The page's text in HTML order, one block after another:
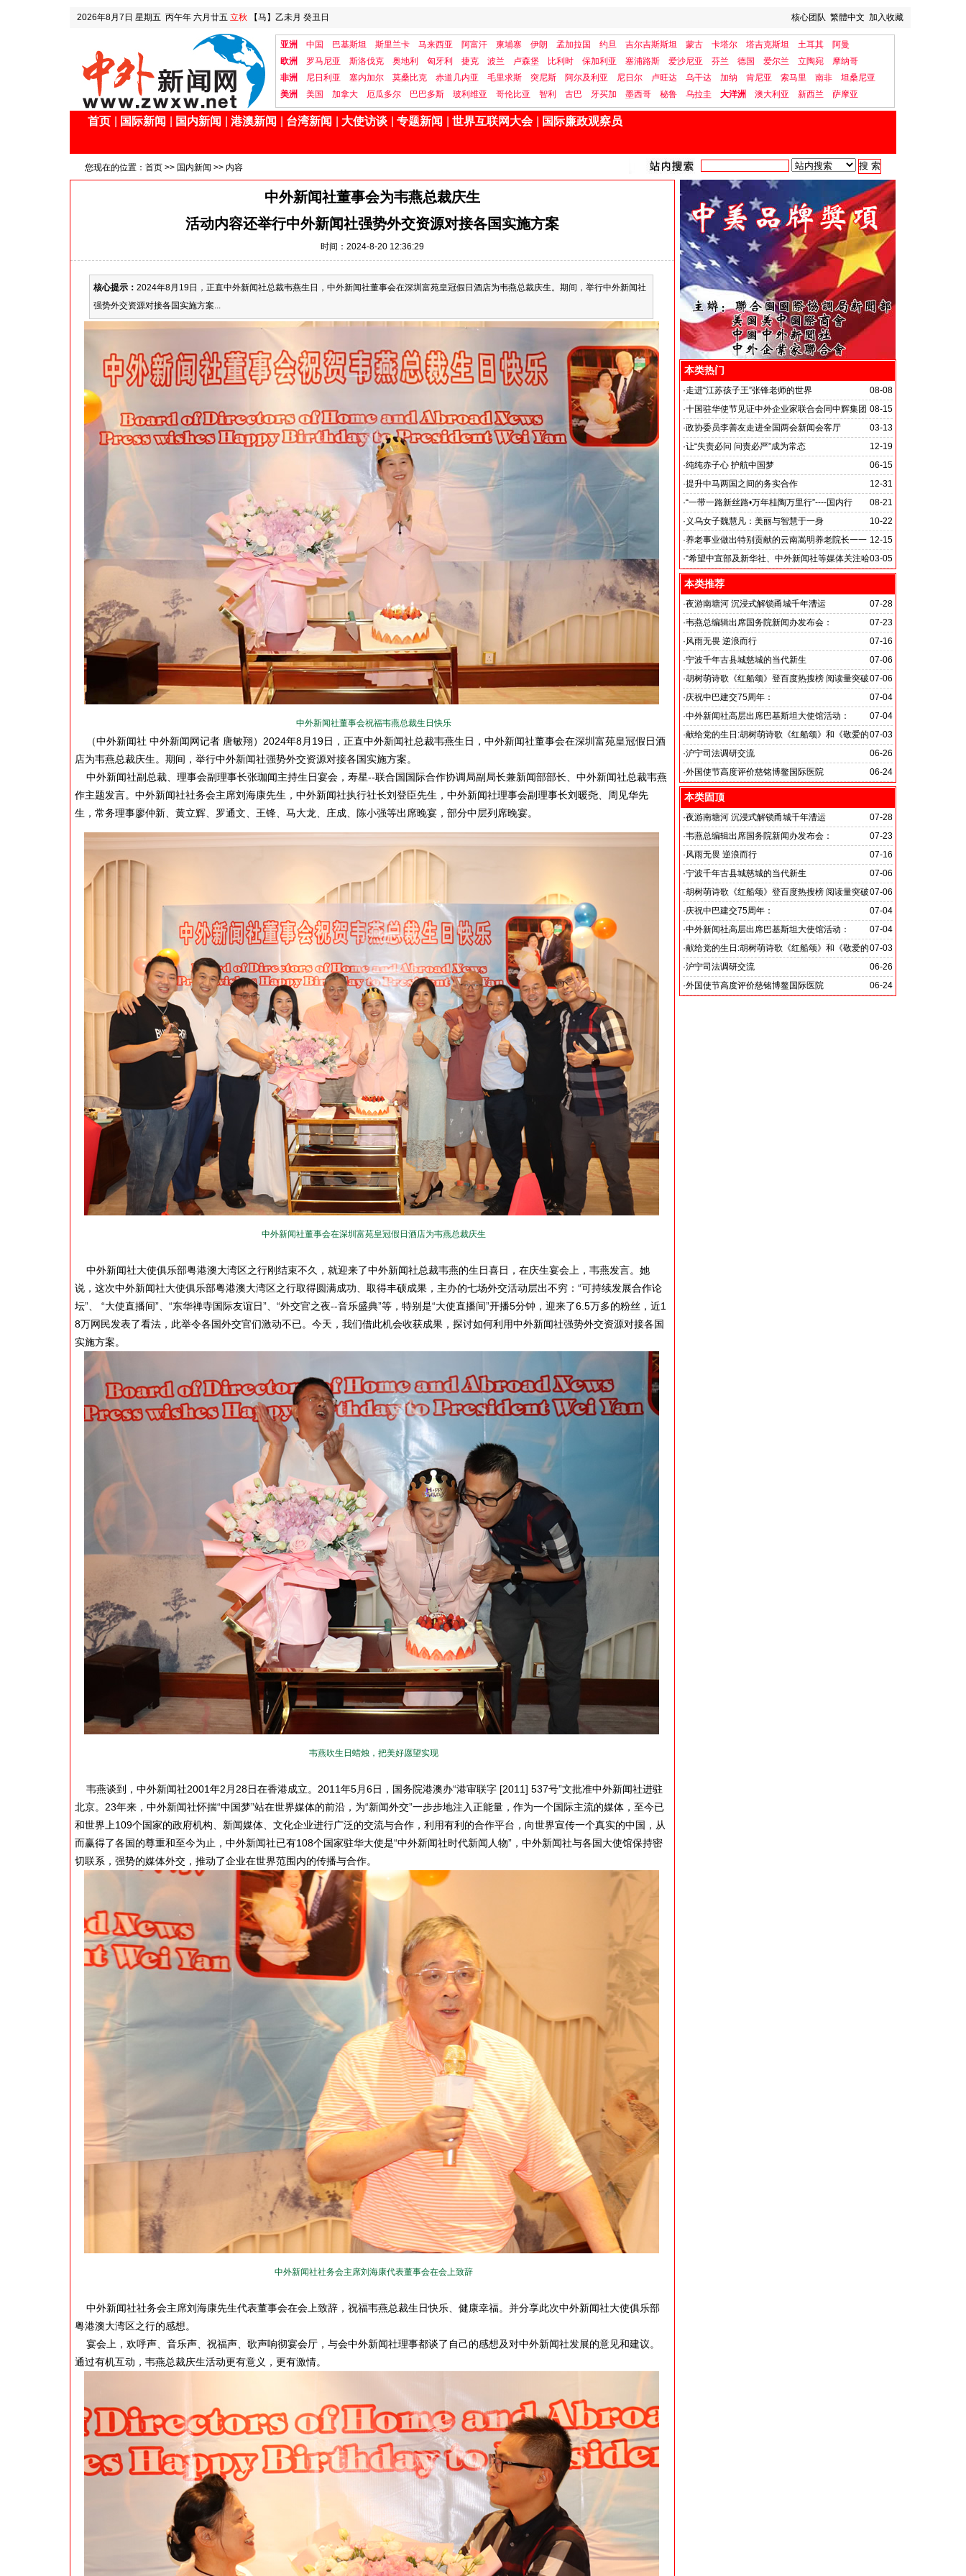
核心团队 繁體中文 加入收藏
2026年8月7日 星期五 丙午年 六月廿五 立秋 【马】乙未月 癸丑日
亚洲 中国 巴基斯坦 斯里兰卡 马来西亚 阿富汗 柬埔寨 伊朗 孟加拉国 约旦 吉尔吉斯斯坦 蒙古 卡塔尔 塔吉克斯坦 土耳其
阿曼
欧洲
罗马尼亚 斯洛伐克 奥地利 匈牙利 捷克 波兰 卢森堡 比利时 保加利亚 塞浦路斯 爱沙尼亚 芬兰 德国 爱尔兰 立陶宛
摩纳哥
非洲
尼日利亚 塞内加尔 莫桑比克 赤道几内亚 毛里求斯 突尼斯 阿尔及利亚 尼日尔 卢旺达 乌干达 加纳 肯尼亚 索马里 南非
坦桑尼亚
美洲
美国 加拿大 厄瓜多尔 巴巴多斯 玻利维亚 哥伦比亚 智利 古巴 牙买加 墨西哥 秘鲁 乌拉圭 大洋洲 澳大利亚 新西兰 萨摩亚
首页 国际新闻 国内新闻 港澳新闻 台湾新闻 大使访谈 专题新闻 世界互联网大会 国际廉政观察员
您现在的位置： 首页 >> 国内新闻 >> 内容
中外新闻社董事会为韦燕总裁庆生
活动内容还举行中外新闻社强势外交资源对接各国实施方案
时间：2024-8-20 12:36:29
核心提示： 2024年8月19日，正直中外新闻社总裁韦燕生日，中外新闻社董事会在深圳富苑皇冠假日酒店为韦燕总裁庆生。期间，举行中外新闻社
强势外交资源对接各国实施方案...
中外新闻社董事会祝福韦燕总裁生日快乐
（中外新闻社 中外新闻网记者 唐敏翔）2024年8月19日，正直中外新闻社总裁韦燕生日，中外新闻社董事会在深圳富苑皇冠假日酒
店为韦燕总裁庆生。期间，举行中外新闻社强势外交资源对接各国实施方案。
中外新闻社副总裁、理事会副理事长张珈闻主持生日宴会，寿星--联合国国际合作协调局副局长兼新闻部部长、中外新闻社总裁韦燕
作主题发言。中外新闻社社务会主席刘海康先生，中外新闻社执行社长刘登臣先生，中外新闻社理事会副理事长刘暖尧、周见华先
生，常务理事廖仲新、黄立辉、罗通文、王锋、马大龙、庄成、陈小强等出席晚宴，部分中层列席晚宴。
中外新闻社董事会在深圳富苑皇冠假日酒店为韦燕总裁庆生
中外新闻社大使俱乐部粤港澳大湾区之行刚结束不久，就迎来了中外新闻社总裁韦燕的生日喜日，在庆生宴会上，韦燕发言。她
说，这次中外新闻社大使俱乐部粤港澳大湾区之行取得圆满成功、取得丰硕成果，主办的七场外交活动层出不穷：“可持续发展合作论
坛”、 “大使直播间”、“东华禅寺国际友谊日”、“外交官之夜--音乐盛典”等，特别是“大使直播间”开播5分钟，迎来了6.5万多的粉丝，近1
8万网民发表了看法，此举令各国外交官们激动不已。今天，我们借此机会收获成果，探讨如何利用中外新闻社强势外交资源对接各国
实施方案。
韦燕吹生日蜡烛，把美好愿望实现
韦燕谈到，中外新闻社2001年2月28日在香港成立。2011年5月6日，国务院港澳办“港审联字 [2011] 537号”文批准中外新闻社进驻
北京。23年来，中外新闻社怀揣“中国梦”站在世界媒体的前沿，为“新闻外交”一步步地注入正能量，作为一个国际主流的媒体，至今已
和世界上109个国家的政府机构、新闻媒体、文化企业进行广泛的交流与合作，利用有利的合作平台，向世界宣传一个真实的中国，从
而赢得了各国的尊重和至今为止，中外新闻社已有108个国家驻华大使是“中外新闻社时代新闻人物”，中外新闻社与各国大使馆保持密
切联系，强势的媒体外交，推动了企业在世界范围内的传播与合作。
中外新闻社社务会主席刘海康代表董事会在会上致辞
中外新闻社社务会主席刘海康先生代表董事会在会上致辞，祝福韦燕总裁生日快乐、健康幸福。并分享此次中外新闻社大使俱乐部
粤港澳大湾区之行的感想。
宴会上，欢呼声、音乐声、祝福声、歌声响彻宴会厅，与会中外新闻社理事都谈了自己的感想及对中外新闻社发展的意见和建议。
通过有机互动，韦燕总裁庆生活动更有意义，更有激情。
本类热门
08-08
·走进“江苏孩子王”张锋老师的世界
08-15
·十国驻华使节见证中外企业家联合会同中辉集团
签署战略合作备忘录
03-13
·政协委员李善友走进全国两会新闻会客厅
12-19
·让“失责必问 问责必严”成为常态
06-15
·纯纯赤子心 护航中国梦
12-31
·提升中马两国之间的务实合作
马达加斯加总统埃里会见中国艺术银行董事长、中外新
闻社社务会主席徐志强先生并达成多项合作协议
08-21
·“一带一路新丝路•万年桂陶万里行”----国内行
10-22
· 义乌女子魏慧凡：美丽与智慧于一身
12-15
·养老事业做出特别贡献的云南嵩明养老院长一一
李丽琼
03-05
·“希望中宣部及新华社、中外新闻社等媒体关注哈
尔滨的发展”
本类推荐
07-28
·夜游南塘河 沉浸式解锁甬城千年漕运
07-23
·韦燕总编辑出席国务院新闻办发布会：
关注海关总署“十五五”时期守好国门安全
07-16
·风雨无畏 逆浪而行
旭日应急救援队硬核抗巴“威风”护平安
07-06
·宁波千年古县城慈城的当代新生
07-06
·胡树萌诗歌《红船颂》登百度热搜榜 阅读量突破
数亿次 打破“曲高和寡”的传播困境
07-04
·庆祝中巴建交75周年：
韦燕总裁同多国大使出席巴基斯坦驻华大使馆举办“芒果
节”
07-04
·中外新闻社高层出席巴基斯坦大使馆活动：
医药、保健和生物科技职业技术教育与培训专题研讨会
07-03
·献给党的生日:胡树萌诗歌《红船颂》和《敬爱的
党啊 我怎能不为你放声歌唱》
06-26
·沪宁司法调研交流
共探司法鉴定发展新路
06-24
·外国使节高度评价慈铭博鳌国际医院
本类固顶
07-28
·夜游南塘河 沉浸式解锁甬城千年漕运
07-23
·韦燕总编辑出席国务院新闻办发布会：
关注海关总署“十五五”时期守好国门安全
07-16
·风雨无畏 逆浪而行
旭日应急救援队硬核抗巴“威风”护平安
07-06
·宁波千年古县城慈城的当代新生
07-06
·胡树萌诗歌《红船颂》登百度热搜榜 阅读量突破
数亿次 打破“曲高和寡”的传播困境
07-04
·庆祝中巴建交75周年：
韦燕总裁同多国大使出席巴基斯坦驻华大使馆举办“芒果
节”
07-04
·中外新闻社高层出席巴基斯坦大使馆活动：
医药、保健和生物科技职业技术教育与培训专题研讨会
07-03
·献给党的生日:胡树萌诗歌《红船颂》和《敬爱的
党啊 我怎能不为你放声歌唱》
06-26
·沪宁司法调研交流
共探司法鉴定发展新路
06-24
·外国使节高度评价慈铭博鳌国际医院